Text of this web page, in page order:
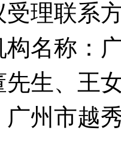
受理联系
构名称：
先生、王
州市越